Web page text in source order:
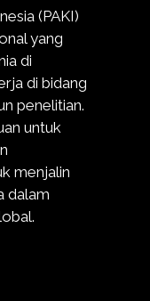
(PAKI)
yang
di
di bidang
penelitian.
untuk
menjalin
dalam